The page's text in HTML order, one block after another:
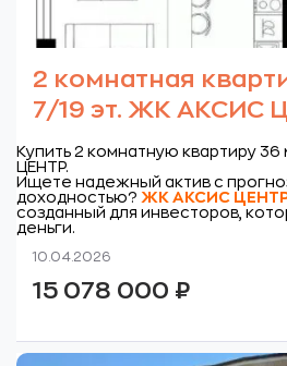
2 комнатная
7/19 эт. ЖК АКСИС
Купить 2 комнатную квартиру
ЦЕНТР.
Ищете надежный актив с
доходностью? ЖК АКСИС
созданный для инвесторов,
деньги.
10.04.2026
15 078 000 ₽